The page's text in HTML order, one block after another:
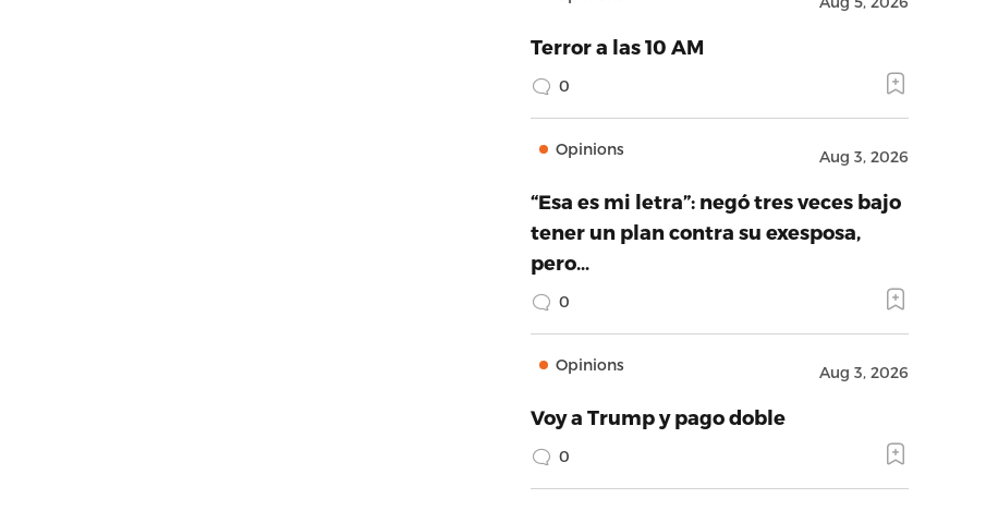
Terror a las 10 AM
0
Opinions Aug 3, 2026
“Esa es mi letra”: negó tres veces bajo
tener un plan contra su exesposa,
pero…
0
Opinions Aug 3, 2026
Voy a Trump y pago doble
0